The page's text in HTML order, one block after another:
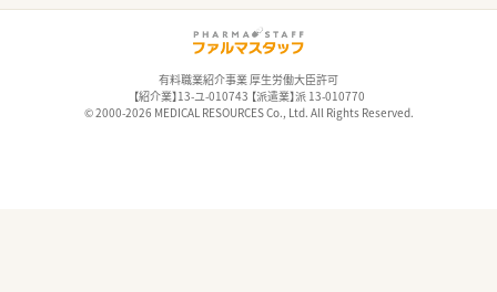
有料職業紹介事業 厚生労働大臣許可
【紹介業】13-ユ-010743 【派遣業】派 13-010770
© 2000-2026 MEDICAL RESOURCES Co., Ltd. All Rights Reserved.